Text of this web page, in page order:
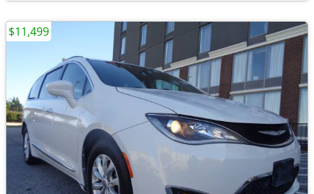
$11,499